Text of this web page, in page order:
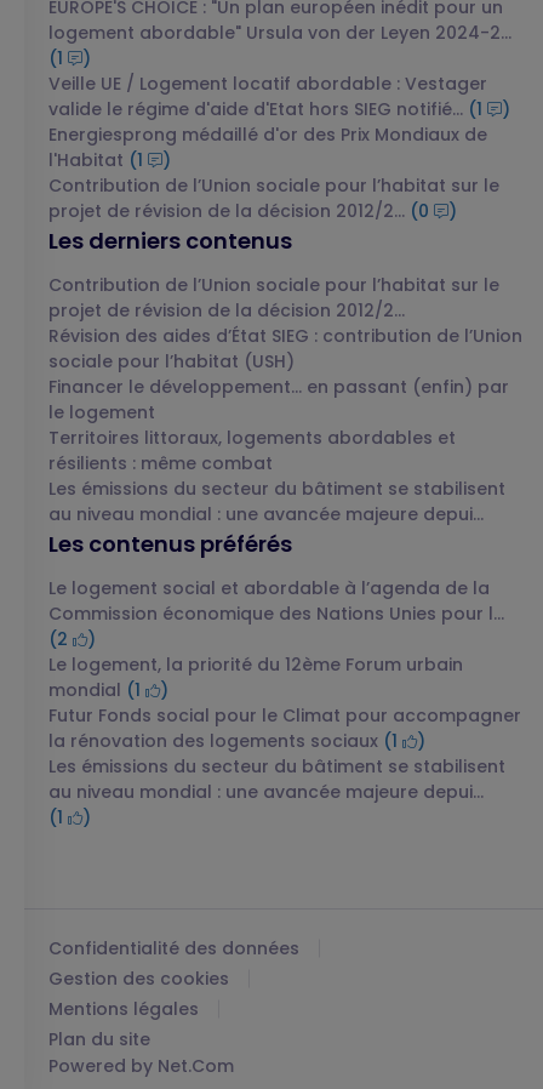
EUROPE'S CHOICE : "Un plan européen inédit pour un
logement abordable" Ursula von der Leyen 2024-2...
(1
)
Veille UE / Logement locatif abordable : Vestager
valide le régime d'aide d'Etat hors SIEG notifié... (1
)
Energiesprong médaillé d'or des Prix Mondiaux de
l'Habitat (1
)
Contribution de l’Union sociale pour l’habitat sur le
projet de révision de la décision 2012/2... (0 )
Les derniers contenus
Contribution de l’Union sociale pour l’habitat sur le
projet de révision de la décision 2012/2...
Révision des aides d’État SIEG : contribution de l’Union
sociale pour l’habitat (USH)
Financer le développement… en passant (enfin) par
le logement
Territoires littoraux, logements abordables et
résilients : même combat
Les émissions du secteur du bâtiment se stabilisent
au niveau mondial : une avancée majeure depui...
Les contenus préférés
Le logement social et abordable à l’agenda de la
Commission économique des Nations Unies pour l...
(2
)
Le logement, la priorité du 12ème Forum urbain
mondial (1
)
Futur Fonds social pour le Climat pour accompagner
la rénovation des logements sociaux (1
)
Les émissions du secteur du bâtiment se stabilisent
au niveau mondial : une avancée majeure depui...
(1
)
Confidentialité des données
Gestion des cookies
Mentions légales
Plan du site
Powered by Net.Com